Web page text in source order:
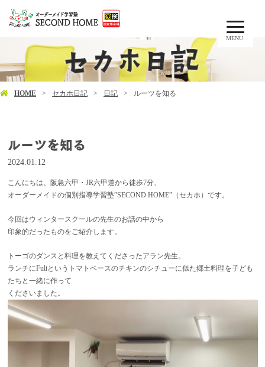
MENU
HOME セカホ日記 日記 ルーツを知る
ルーツを知る
2024.01.12
こんにちは、阪急六甲・JR六甲道から徒歩7分、
オーダーメイドの個別指導学習塾”SECOND HOME”（セカホ）です。
今回はウィンタースクールの先生のお話の中から
印象的だったものをご紹介します。
トーゴのダンスと料理を教えてくださったアラン先生。
ランチにFuliというトマトベースのチキンのシチューに似た郷土料理を子ども
たちと一緒に作って
くださいました。